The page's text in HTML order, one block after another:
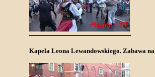
Kapela Leona Lewandowskiego. Zabawa